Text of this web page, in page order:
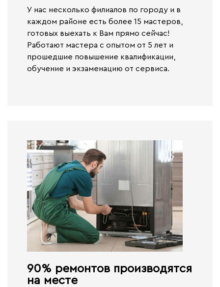
У нас несколько филиалов по городу и в
каждом районе есть более 15 мастеров,
готовых выехать к Вам прямо сейчас!
Работают мастера с опытом от 5 лет и
прошедшие повышение квалификации,
обучение и экзаменацию от сервиса.
90% ремонтов производятся
на месте​